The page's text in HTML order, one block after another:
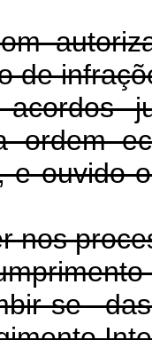
de
ordem
e ouvido
nos
se